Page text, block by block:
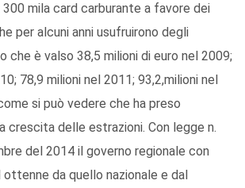
mila card carburante a favore dei
per alcuni anni usufruirono degli
che è valso 38,5 milioni di euro nel 2009;
78,9 milioni nel 2011; 93,2,milioni nel
si può vedere che ha preso
crescita delle estrazioni. Con legge n.
del 2014 il governo regionale con
da quello nazionale e dal